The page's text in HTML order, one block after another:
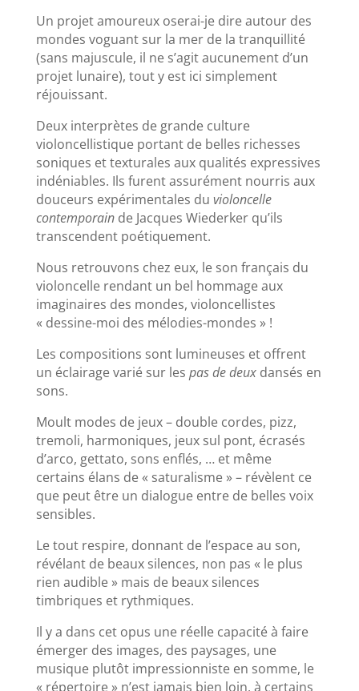
Un projet amoureux oserai-je dire autour des
mondes voguant sur la mer de la tranquillité
(sans majuscule, il ne s’agit aucunement d’un
projet lunaire), tout y est ici simplement
réjouissant.
Deux interprètes de grande culture
violoncellistique portant de belles richesses
soniques et texturales aux qualités expressives
indéniables. Ils furent assurément nourris aux
douceurs expérimentales du violoncelle
contemporainde Jacques Wiederker qu’ils
transcendent poétiquement.
Nous retrouvons chez eux, le son français du
violoncelle rendant un bel hommage aux
imaginaires des mondes, violoncellistes
« dessine-moi des mélodies-mondes » !
Les compositions sont lumineuses et offrent
un éclairage varié sur les pas de deuxdansés en
sons.
Moult modes de jeux – double cordes, pizz,
tremoli, harmoniques, jeux sul pont, écrasés
d’arco, gettato, sons enflés, … et même
certains élans de « saturalisme » – révèlent ce
que peut être un dialogue entre de belles voix
sensibles.
Le tout respire, donnant de l’espace au son,
révélant de beaux silences, non pas « le plus
rien audible » mais de beaux silences
timbriques et rythmiques.
Il y a dans cet opus une réelle capacité à faire
émerger des images, des paysages, une
musique plutôt impressionniste en somme, le
« répertoire » n’est jamais bien loin. à certains